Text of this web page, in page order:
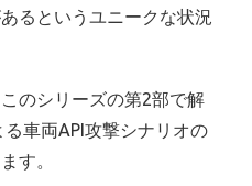
るというユニークな状況
のシリーズの第2部で解
車両API攻撃シナリオの
す。